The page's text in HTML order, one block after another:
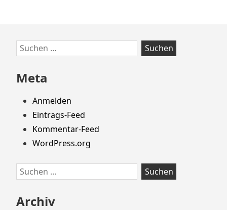
Zum
Footer
springen
Suchen
nach:
Meta
Anmelden
Eintrags-Feed
Kommentar-Feed
WordPress.org
Suchen
nach:
Archiv